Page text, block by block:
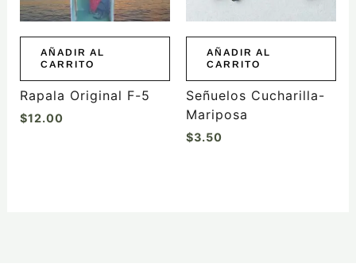
AÑADIR AL
CARRITO
Rapala Original F-5
$12.00
AÑADIR AL
CARRITO
Señuelos Cucharilla-
Mariposa
$3.50